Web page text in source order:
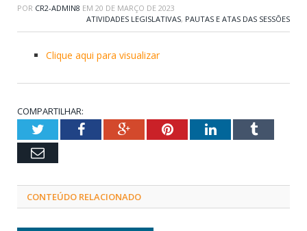
POR CR2-ADMIN8 EM 20 DE MARÇO DE 2023
ATIVIDADES LEGISLATIVAS, PAUTAS E ATAS DAS SESSÕES
Clique aqui para visualizar
COMPARTILHAR:
TwitterFacebookGoogle+PinterestLinkedInTumblr
Email
CONTEÚDO RELACIONADO